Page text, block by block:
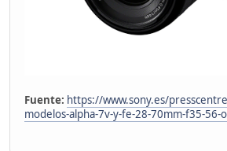
Fuente: https://www.sony.es/
modelos-alpha-7v-y-fe-28-70mm-f35-56-